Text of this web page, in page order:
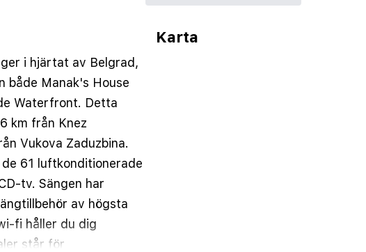
i hjärtat av Belgrad,
både Manak's House
Waterfront. Detta
km från Knez
Vukova Zaduzbina.
61 luftkonditionerade
tv. Sängen har
av högsta
fi håller du dig
står för
Karta